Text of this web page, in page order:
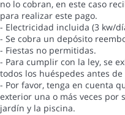
no lo cobran, en este caso
para realizar este pago.
- Electricidad incluida (3 kw/
- Se cobra un depósito
- Fiestas no permitidas.
- Para cumplir con la ley, se
todos los huéspedes antes
- Por favor, tenga en cuenta
exterior una o más veces por
jardín y la piscina.